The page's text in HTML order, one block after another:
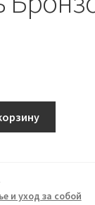
и уход за собой